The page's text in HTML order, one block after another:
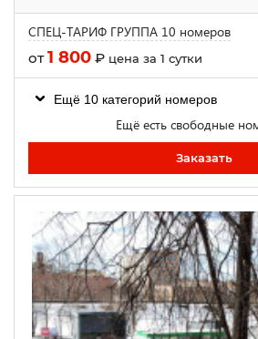
СПЕЦ-ТАРИФ ГРУППА 10 номеров
от1 800 ₽ цена за 1 сутки
Ещё 10 категорий номеров
Ещё есть свободные
Заказать